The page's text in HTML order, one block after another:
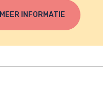
MEER INFORMATIE